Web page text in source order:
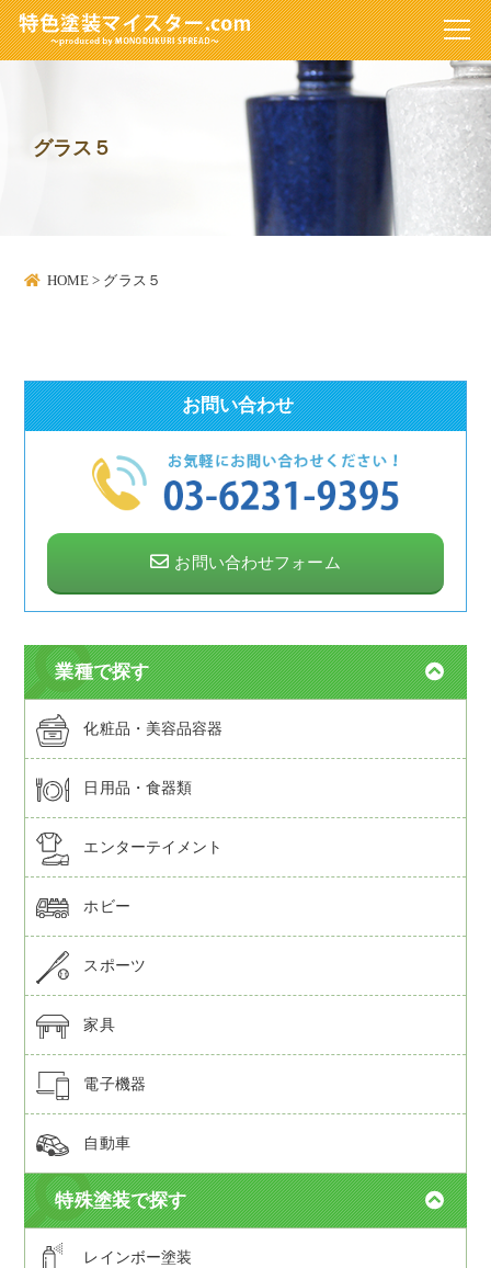
グラス５
HOME > グラス５
お問い合わせ
お問い合わせフォーム
業種で探す
化粧品・美容品容器
日用品・食器類
エンターテイメント
ホビー
スポーツ
家具
電子機器
自動車
特殊塗装で探す
レインボー塗装